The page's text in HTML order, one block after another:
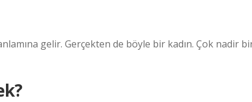
gelir. Gerçekten de böyle bir kadın. Çok nadir